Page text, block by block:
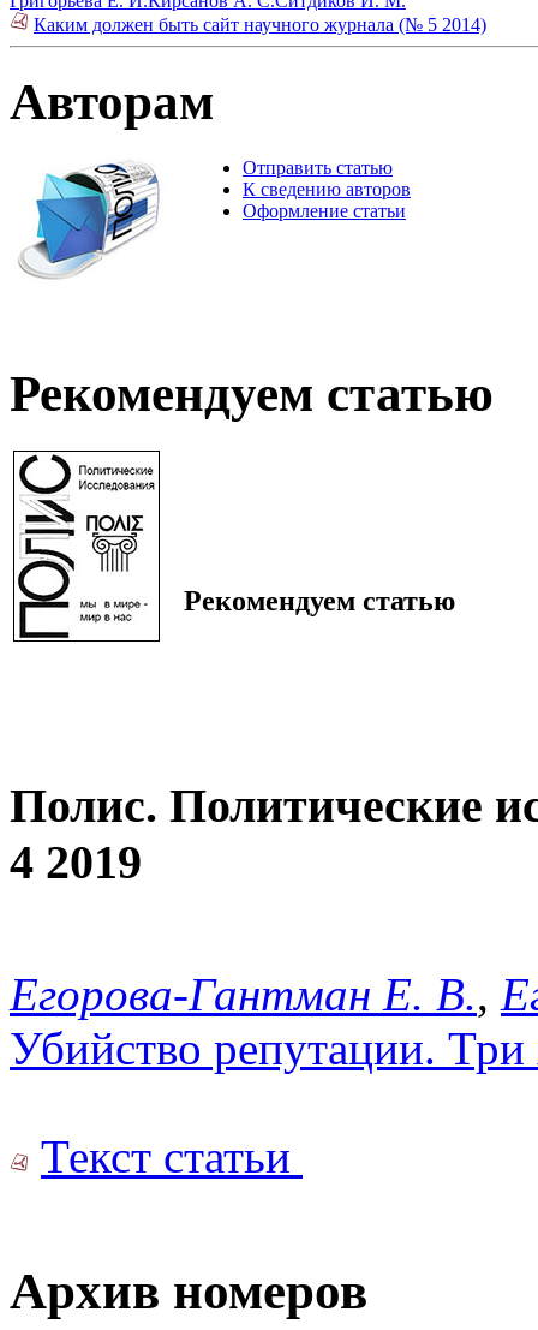
Каким должен быть сайт научного журнала (№ 5 2014)
Авторам
Отправить статью
К сведению авторов
Оформление статьи
Рекомендуем статью
Рекомендуем статью
Полис. Политические
4 2019
Егорова-Гантман Е. В.,
Убийство репутации. Три
Текст статьи
Архив номеров